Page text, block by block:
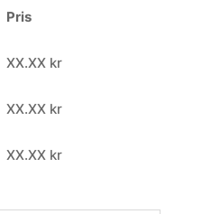
Pris
XX.XX kr
XX.XX kr
XX.XX kr